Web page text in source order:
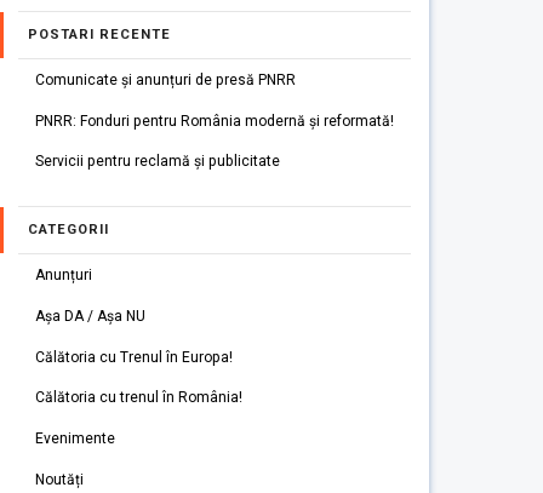
POSTARI RECENTE
Comunicate și anunțuri de presă PNRR
PNRR: Fonduri pentru România modernă și reformată!
Servicii pentru reclamă și publicitate
CATEGORII
Anunțuri
Așa DA / Așa NU
Călătoria cu Trenul în Europa!
Călătoria cu trenul în România!
Evenimente
Noutăți